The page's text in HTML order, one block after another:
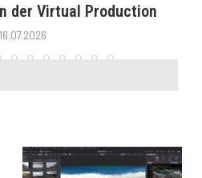
der Virtual Production
16.07.2026